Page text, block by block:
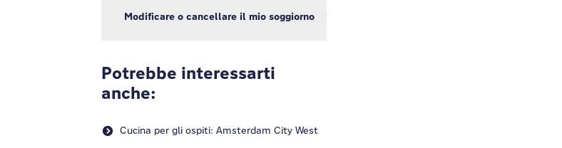
Modificare o cancellare il mio soggiorno
Potrebbe interessarti
anche:
Cucina per gli ospiti: Amsterdam City West